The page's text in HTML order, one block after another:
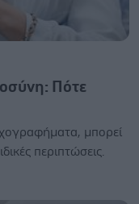
Πότε
μπορεί
περιπτώσεις.